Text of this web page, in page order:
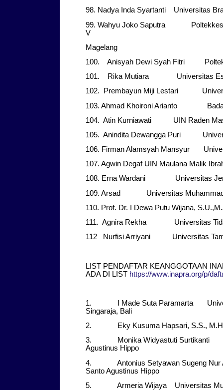
98. Nadya Inda Syartanti Universitas
99. Wahyu Joko Saputra Poltekkes
V
Magelang
100. Anisyah Dewi Syah Fitri
101. Rika Mutiara Universitas
102. Prembayun Miji Lestari
103. Ahmad Khoironi Arianto Badan
104. Atin Kurniawati UIN Raden
105. Anindita Dewangga Puri
106. Firman Alamsyah Mansyur
107. Agwin Degaf UIN Maulana Malik
108. Erna Wardani Universitas
109. Arsad Universitas
110. Prof. Dr. I Dewa Putu Wijana,
111. Agnira Rekha Universitas
112 Nurfisi Arriyani Universitas
LIST PENDAFTAR KEANGGOTAAN
ADA DI LIST https://www.inapra.org/p/
1. I Made Suta Paramarta
Singaraja, Bali
2. Eky Kusuma Hapsari, S.S.,
3. Monika Widyastuti Surtikanti
Agustinus Hippo
4. Antonius Setyawan Sugeng
Santo Agustinus Hippo
5. Armeria Wijaya Universitas